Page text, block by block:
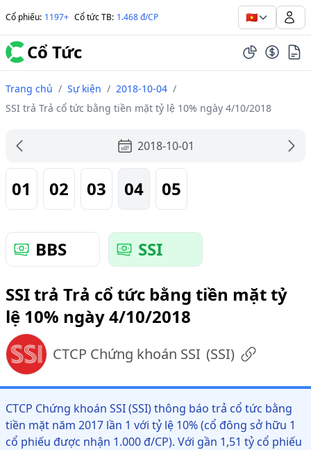
Cổ phiếu: 1197+ Cổ tức TB: 1.468 đ/CP 🇻🇳
Cổ Tức
Trang chủ / Sự kiện / 2018-10-04 /
SSI trả Trả cổ tức bằng tiền mặt tỷ lệ 10% ngày 4/10/2018
2018-10-01
01 02 03 04 05
BBS
SSI
SSI trả Trả cổ tức bằng tiền mặt tỷ
lệ 10% ngày 4/10/2018
CTCP Chứng khoán SSI (SSI)
CTCP Chứng khoán SSI (SSI) thông báo trả cổ tức bằng
tiền mặt năm 2017 lần 1 với tỷ lệ 10% (cổ đông sở hữu 1
cổ phiếu được nhận 1.000 đ/CP). Với gần 1,51 tỷ cổ phiếu